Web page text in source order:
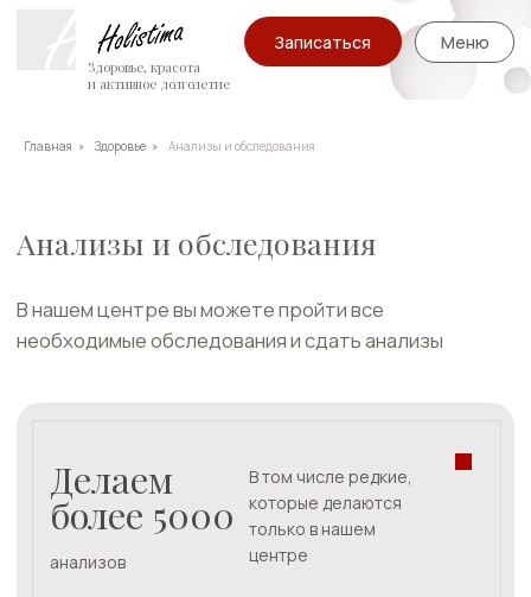
Записаться
Здоровье, красота
Главная » Здоровье » Анализы и обследования
необходимые обследования и сдать анализы
Делаем В том числе редкие,
Для получения полной
информации позвоните
администратору